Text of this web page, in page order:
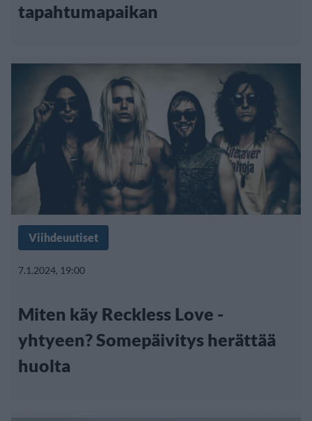
tapahtumapaikan
Viihdeuutiset
7.1.2024, 19:00
Miten käy Reckless Love -
yhtyeen? Somepäivitys herättää
huolta